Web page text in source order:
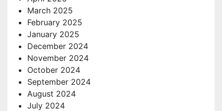
March 2025
February 2025
January 2025
December 2024
November 2024
October 2024
September 2024
August 2024
July 2024